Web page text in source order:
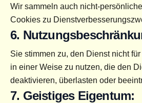
Wir sammeln auch nicht-
Cookies zu
6.
Sie stimmen zu, den Dienst nicht
in einer Weise zu nutzen, die den
deaktivieren, überlasten oder
7. Geistiges Eigentum: